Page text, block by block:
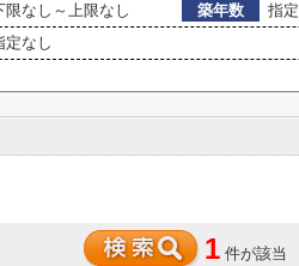
限なし～上限なし 築年数
指
定なし
1 件が該当